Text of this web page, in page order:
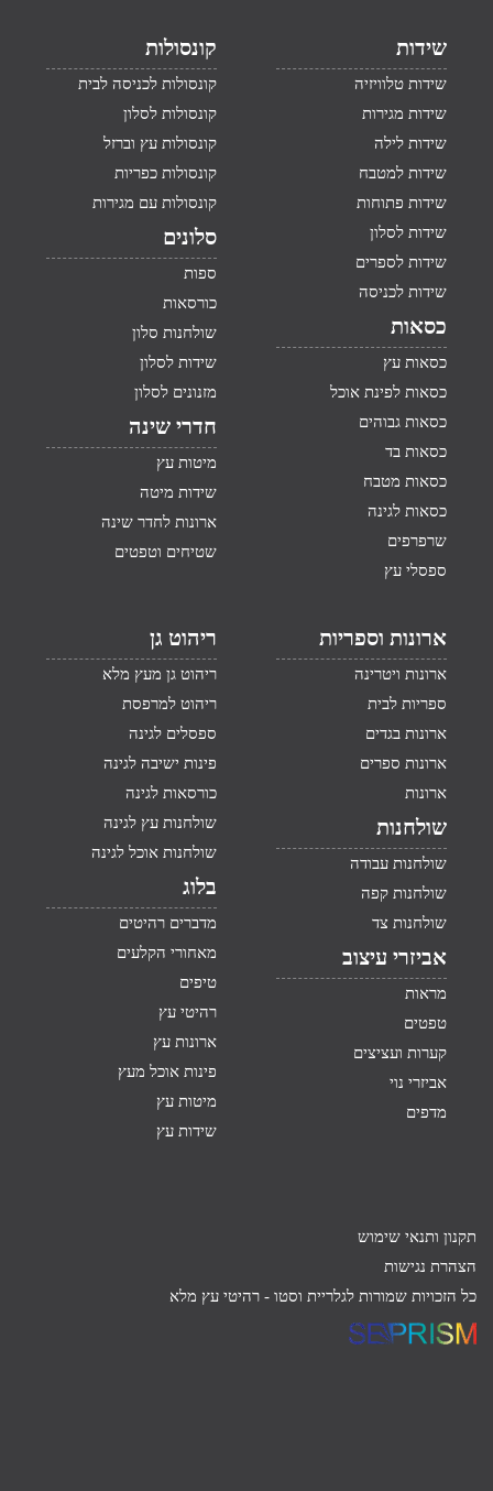
שידות
שידות טלוויזיה
שידות מגירות
שידות לילה
שידות למטבח
שידות פתוחות
שידות לסלון
שידות לספרים
שידות לכניסה
כסאות
כסאות עץ
כסאות לפינת אוכל
כסאות גבוהים
כסאות בד
כסאות מטבח
כסאות לגינה
שרפרפים
ספסלי עץ
קונסולות
קונסולות לכניסה לבית
קונסולות לסלון
קונסולות עץ וברזל
קונסולות כפריות
קונסולות עם מגירות
סלונים
ספות
כורסאות
שולחנות סלון
שידות לסלון
מזנונים לסלון
חדרי שינה
מיטות עץ
שידות מיטה
ארונות לחדר שינה
שטיחים וטפטים
ארונות וספריות
ארונות ויטרינה
ספריות לבית
ארונות בגדים
ארונות ספרים
ארונות
שולחנות
שולחנות עבודה
שולחנות קפה
שולחנות צד
אביזרי עיצוב
מראות
טפטים
קערות ועציצים
אביזרי נוי
מדפים
ריהוט גן
ריהוט גן מעץ מלא
ריהוט למרפסת
ספסלים לגינה
פינות ישיבה לגינה
כורסאות לגינה
שולחנות עץ לגינה
שולחנות אוכל לגינה
בלוג
מדברים רהיטים
מאחורי הקלעים
טיפים
רהיטי עץ
ארונות עץ
פינות אוכל מעץ
מיטות עץ
שידות עץ
תקנון ותנאי שימוש
הצהרת נגישות
כל הזכויות שמורות לגלריית וסטו - רהיטי עץ מלא